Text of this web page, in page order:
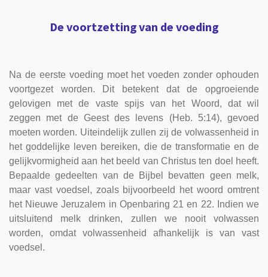
De voortzetting van de voeding
Na de eerste voeding moet het voeden zonder ophouden
voortgezet worden. Dit betekent dat de opgroeiende
gelovigen met de vaste spijs van het Woord, dat wil
zeggen met de Geest des levens (Heb. 5:14), gevoed
moeten worden. Uiteindelijk zullen zij de volwassenheid in
het goddelijke leven bereiken, die de transformatie en de
gelijkvormigheid aan het beeld van Christus ten doel heeft.
Bepaalde gedeelten van de Bijbel bevatten geen melk,
maar vast voedsel, zoals bijvoorbeeld het woord omtrent
het Nieuwe Jeruzalem in Openbaring 21 en 22. Indien we
uitsluitend melk drinken, zullen we nooit volwassen
worden, omdat volwassenheid afhankelijk is van vast
voedsel.